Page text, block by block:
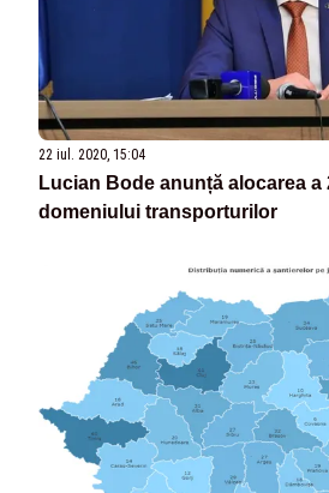
22 iul. 2020, 15:04
Lucian Bode anunță alocarea a
domeniului transporturilor